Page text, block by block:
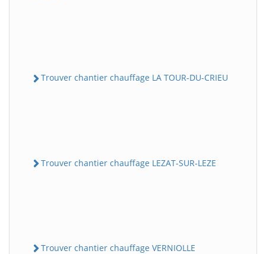
Trouver chantier chauffage LA TOUR-DU-CRIEU
Trouver chantier chauffage LEZAT-SUR-LEZE
Trouver chantier chauffage VERNIOLLE